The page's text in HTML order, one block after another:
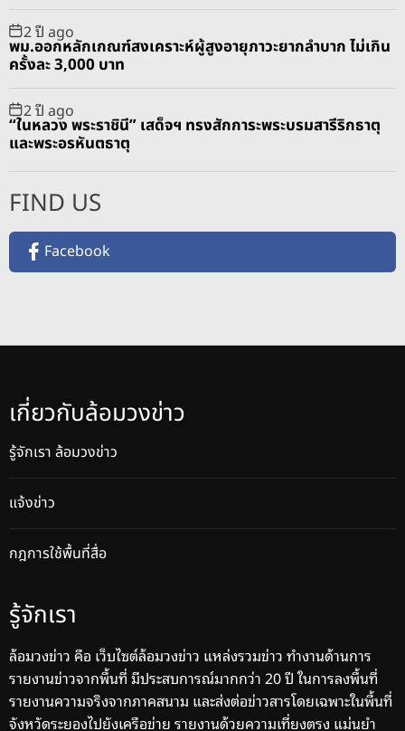
2 ปี ago
พม.ออกหลักเกณฑ์สงเคราะห์ผู้สูงอายุภาวะยากลำบาก ไม่เกิน
ครั้งละ 3,000 บาท
2 ปี ago
“ในหลวง พระราชินี” เสด็จฯ ทรงสักการะพระบรมสารีริกธาตุ
และพระอรหันตธาตุ
FIND US
Facebook
เกี่ยวกับล้อมวงข่าว
รู้จักเรา ล้อมวงข่าว
แจ้งข่าว
กฎการใช้พื้นที่สื่อ
รู้จักเรา
ล้อมวงข่าว คือ เว็บไซต์ล้อมวงข่าว แหล่งรวมข่าว ทำงานด้านการ
รายงานข่าวจากพื้นที่ มีประสบการณ์มากกว่า 20 ปี ในการลงพื้นที่
รายงานความจริงจากภาคสนาม และส่งต่อข่าวสารโดยเฉพาะในพื้นที่
จังหวัดระยองไปยังเครือข่าย รายงานด้วยความเที่ยงตรง แม่นยำ